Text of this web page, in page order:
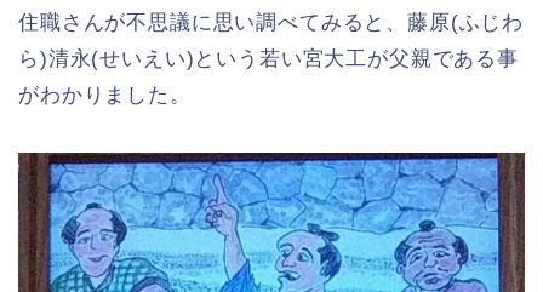
住職さんが不思議に思い調べてみると、藤原(ふじわ
ら)清永(せいえい)という若い宮大工が父親である事
がわかりました。